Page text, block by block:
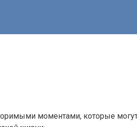
моментами, которые